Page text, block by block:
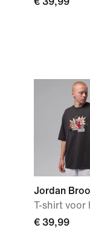
Jordan
T-shirt voor
€ 39,99